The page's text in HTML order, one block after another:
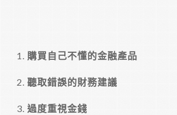
購買自己不懂的金融產品
聽取錯誤的財務建議
過度重視金錢